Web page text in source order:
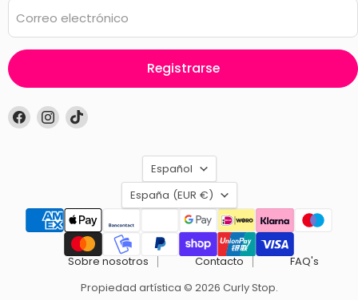
Correo electrónico
Registrarse
Encuéntrenos
en
Encuéntrenos
en
Encuéntrenos
Idioma
Español
País
España (EUR €)
Sobre nosotros Contacto
FAQ's
Propiedad artística © 2026 Curly Stop.